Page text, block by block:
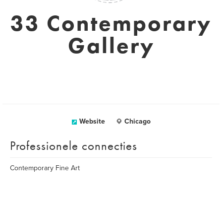
33 Contemporary
Gallery
Website Chicago
Professionele connecties
Contemporary Fine Art